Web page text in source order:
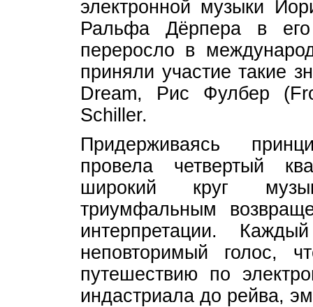
электронной музыки
Ральфа Дёрпера в
переросло в
приняли участие такие
Dream, Рис Фулбер
Schiller.
Придерживаясь
провела четвертый
широкий круг
триумфальным
интерпретации.
неповторимый голос,
путешествию по
индастриала до рейва,